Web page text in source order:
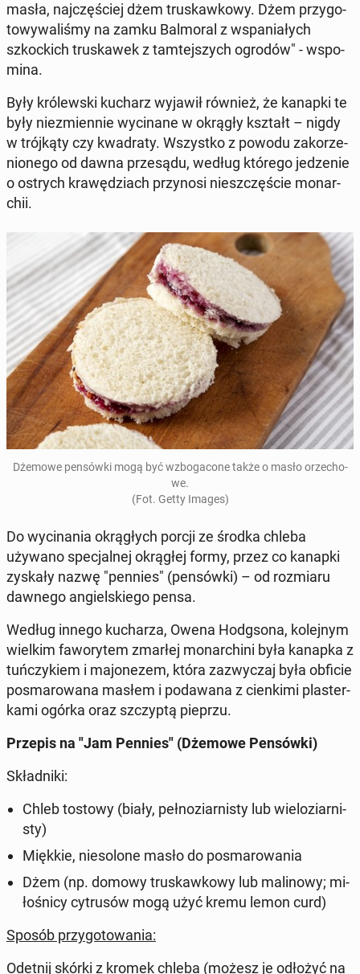
masła, naj­czę­ściej dżem tru­skaw­ko­wy. Dżem przy­go­
to­wy­wa­li­śmy na zamku Bal­mo­ral z wspa­nia­łych
szkoc­kich tru­ska­wek z tam­tej­szych ogrodów" - wspo­
mi­na.
Były kró­lew­ski kucharz wyjawił również, że kanapki te
były nie­zmien­nie wy­ci­na­ne w okrągły kształt – nigdy
w trój­ką­ty czy kwa­dra­ty. Wszyst­ko z powodu za­ko­rze­
nio­ne­go od dawna prze­są­du, według którego je­dze­nie
o ostrych kra­wę­dziach przy­no­si nie­szczę­ście mo­nar­
chii.
Dżemowe pen­sów­ki mogą być wzbo­ga­co­ne także o masło orze­cho­
we.
(Fot. Getty Images)
Do wy­ci­na­nia okrą­głych porcji ze środka chleba
używano spe­cjal­nej okrą­głej formy, przez co kanapki
zyskały nazwę "pennies" (pen­sów­ki) – od roz­mia­ru
dawnego an­giel­skie­go pensa.
Według innego ku­cha­rza, Owena Hodg­so­na, ko­lej­nym
wielkim fa­wo­ry­tem zmarłej mo­nar­chi­ni była kanapka z
tuń­czy­kiem i ma­jo­ne­zem, która za­zwy­czaj była obficie
po­sma­ro­wa­na masłem i po­da­wa­na z cien­ki­mi pla­ster­
ka­mi ogórka oraz szczyp­tą pieprzu.
Przepis na "Jam Pennies" (Dżemowe Pen­sów­ki)
Skład­ni­ki:
Chleb tostowy (biały, peł­no­ziar­ni­sty lub wie­lo­ziar­ni­
sty)
Miękkie, nie­so­lo­ne masło do po­sma­ro­wa­nia
Dżem (np. domowy tru­skaw­ko­wy lub ma­li­no­wy; mi­
ło­śni­cy cy­tru­sów mogą użyć kremu lemon curd)
Sposób przy­go­to­wa­nia:
Odetnij skórki z kromek chleba (możesz je odłożyć na